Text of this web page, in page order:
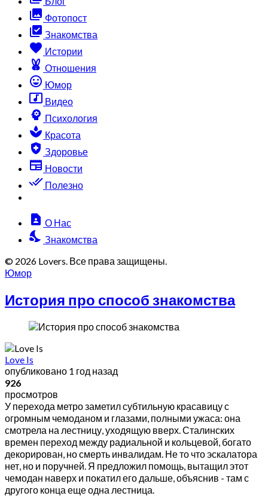
collections Фотопост
library_add_check Знакомства
favorite Истории
cruelty_free Отношения
sentiment_very_satisfied Юмор
music_video Видео
psychology Психология
spa Красота
health_and_safety Здоровье
newspaper Новости
done_all Полезно
contact_page О Нас
nights_stay Знакомства
© 2026 Lovers. Все права защищены.
Юмор
История про способ знакомства
Love Is
опубликовано 1 год назад
926
просмотров
У перехода метро заметил субтильную красавицу с
огромным чемоданом и глазами, полными ужаса: она
смотрела на лестницу, уходящую вверх. Сталинских
времен переход между радиальной и кольцевой, богато
декорирован, но смерть инвалидам. Не то что эскалатора
нет, но и поручней. Я предложил помощь, вытащил этот
чемодан наверх и покатил его дальше, объяснив - там с
другого конца еще одна лестница.